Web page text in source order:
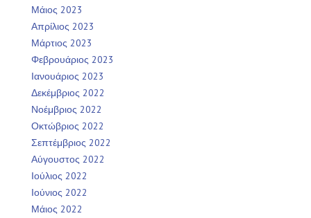
Μάιος 2023
Απρίλιος 2023
Μάρτιος 2023
Φεβρουάριος 2023
Ιανουάριος 2023
Δεκέμβριος 2022
Νοέμβριος 2022
Οκτώβριος 2022
Σεπτέμβριος 2022
Αύγουστος 2022
Ιούλιος 2022
Ιούνιος 2022
Μάιος 2022